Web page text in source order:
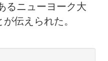
るニューヨーク大
伝えられた。